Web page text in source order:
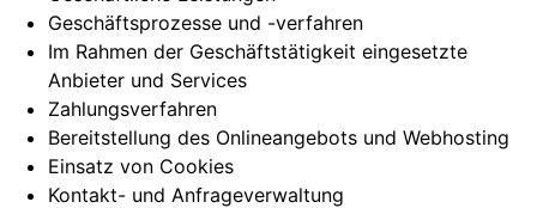
Geschäftsprozesse und -verfahren
Im Rahmen der Geschäftstätigkeit eingesetzte
Anbieter und Services
Zahlungsverfahren
Bereitstellung des Onlineangebots und Webhosting
Einsatz von Cookies
Kontakt- und Anfrageverwaltung